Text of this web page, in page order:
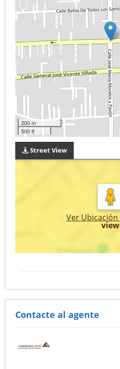
200 m
500 ft
Street View
Ver Ubicación
view
Contacte al agente